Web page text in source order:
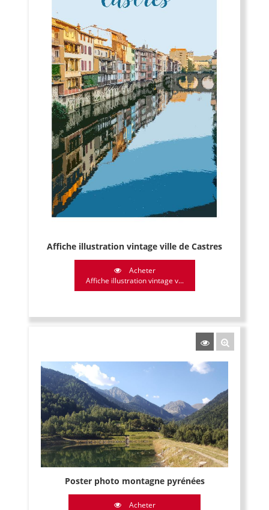
Affiche illustration vintage ville de Castres
Acheter
Affiche illustration vintage v...
Poster photo montagne pyrénées
Acheter